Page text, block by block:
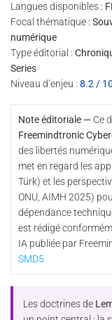
Langues disponibles :
Focal thématique :
numérique
Type éditorial :
Series
Niveau d’enjeu : 8.2 / 10
Note éditoriale —Ce
Freemindtronic
des libertés
met en regard les
Türk) et les
ONU, AIMH 2025)
dépendance
est rédigé
IA publiée par
SMD5
Les doctrines de